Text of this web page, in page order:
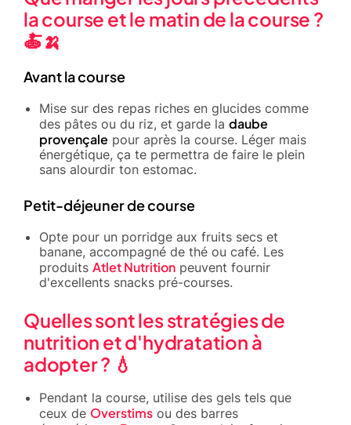
la course et le matin de la course ?
🍝🍌
Avant la course
Mise sur des repas riches en glucides comme
des pâtes ou du riz, et garde la daube
provençale pour après la course. Léger mais
énergétique, ça te permettra de faire le plein
sans alourdir ton estomac.
Petit-déjeuner de course
Opte pour un porridge aux fruits secs et
banane, accompagné de thé ou café. Les
produits Atlet Nutrition peuvent fournir
d'excellents snacks pré-courses.
Quelles sont les stratégies de
nutrition et d'hydratation à
adopter ? 💧
Pendant la course, utilise des gels tels que
ceux de Overstims ou des barres